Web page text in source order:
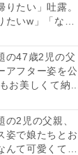
りたい」吐露。
たいw」「なん
の47歳2児の父
アフター姿を公
お美しくて納...
の2児の父親、
姿で娘たちとお
んて可愛くて平